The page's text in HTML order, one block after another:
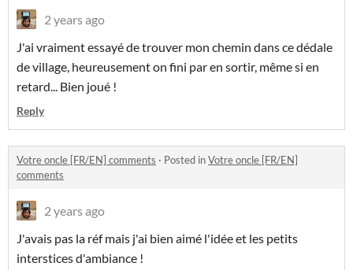
2 years ago
J'ai vraiment essayé de trouver mon chemin dans ce dédale
de village, heureusement on fini par en sortir, même si en
retard... Bien joué !
Reply
Votre oncle [FR/EN] comments · Posted inVotre oncle [FR/EN]
comments
2 years ago
J'avais pas la réf mais j'ai bien aimé l'idée et les petits
interstices d'ambiance !